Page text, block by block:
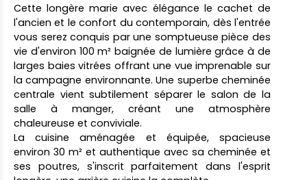
Cette longère marie avec élégance le cachet de
l'ancien et le confort du contemporain, dès l'entrée
vous serez conquis par une somptueuse pièce des
vie d'environ 100 m² baignée de lumière grâce à de
larges baies vitrées offrant une vue imprenable sur
la campagne environnante. Une superbe cheminée
centrale vient subtilement séparer le salon de la
salle à manger, créant une atmosphère
chaleureuse et conviviale.
La cuisine aménagée et équipée, spacieuse
environ 30 m² et authentique avec sa cheminée et
ses poutres, s'inscrit parfaitement dans l'esprit